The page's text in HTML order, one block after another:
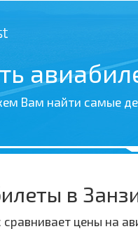
Вам найти самые
в
сравнивает цены на